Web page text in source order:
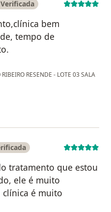
bem
tempo de
RESENDE - LOTE 03 SALA
tratamento que estou
ele é muito
clínica é muito